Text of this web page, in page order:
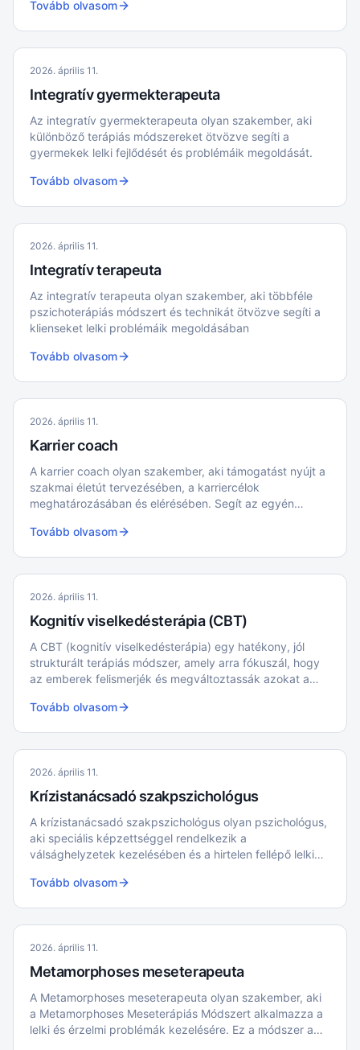
családhoz hasonlíthatók, ahol különböző tagok
Tovább olvasom
2026. április 11.
Integratív gyermekterapeuta
Az integratív gyermekterapeuta olyan szakember, aki
különböző terápiás módszereket ötvözve segíti a
gyermekek lelki fejlődését és problémáik megoldását.
Tovább olvasom
2026. április 11.
Integratív terapeuta
Az integratív terapeuta olyan szakember, aki többféle
pszichoterápiás módszert és technikát ötvözve segíti a
klienseket lelki problémáik megoldásában
Tovább olvasom
2026. április 11.
Karrier coach
A karrier coach olyan szakember, aki támogatást nyújt a
szakmai életút tervezésében, a karriercélok
meghatározásában és elérésében. Segít az egyén
felismerésében, valamint a munkahelyi kihívások
Tovább olvasom
2026. április 11.
Kognitív viselkedésterápia (CBT)
A CBT (kognitív viselkedésterápia) egy hatékony, jól
strukturált terápiás módszer, amely arra fókuszál, hogy
az emberek felismerjék és megváltoztassák azokat a
problémákat okoznak számukra.
Tovább olvasom
2026. április 11.
Krízistanácsadó szakpszichológus
A krízistanácsadó szakpszichológus olyan pszichológus,
aki speciális képzettséggel rendelkezik a
válsághelyzetek kezelésében és a hirtelen fellépő lelki
Tovább olvasom
2026. április 11.
Metamorphoses meseterapeuta
A Metamorphoses meseterapeuta olyan szakember, aki
a Metamorphoses Meseterápiás Módszert alkalmazza a
lelki és érzelmi problémák kezelésére. Ez a módszer a